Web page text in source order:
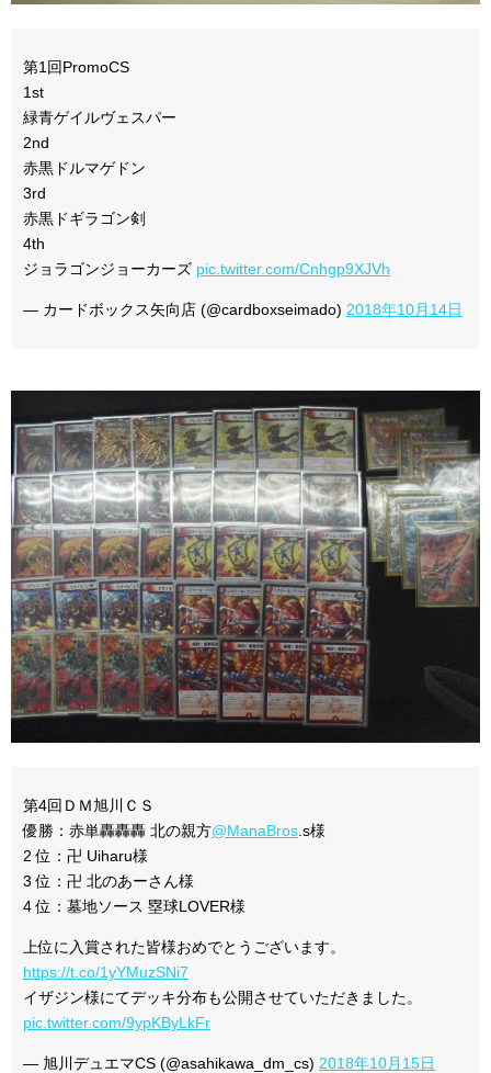
第1回PromoCS
1st
緑青ゲイルヴェスパー
2nd
赤黒ドルマゲドン
3rd
赤黒ドギラゴン剣
4th
ジョラゴンジョーカーズ pic.twitter.com/Cnhgp9XJVh
— カードボックス矢向店 (@cardboxseimado) 2018年10月14日
第4回ＤＭ旭川ＣＳ
優勝：赤単轟轟轟 北の親方@ManaBros .s様
2 位：卍 Uiharu様
3 位：卍 北のあーさん様
4 位：墓地ソース 塁球LOVER様
上位に入賞された皆様おめでとうございます。
https://t.co/1yYMuzSNi7
イザジン様にてデッキ分布も公開させていただきました。
pic.twitter.com/9ypKByLkFr
— 旭川デュエマCS (@asahikawa_dm_cs) 2018年10月15日